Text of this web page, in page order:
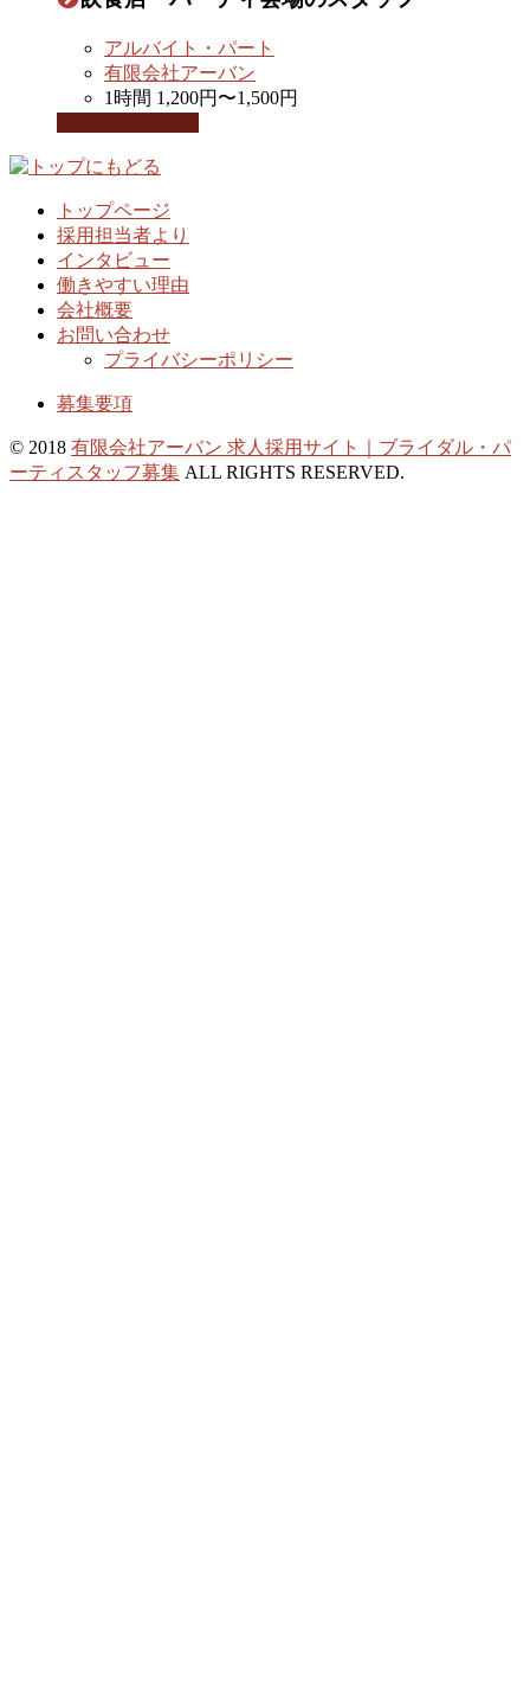
アルバイト・パート
有限会社アーバン
1時間 1,200円〜1,500円
トップページ
採用担当者より
インタビュー
働きやすい理由
会社概要
お問い合わせ
プライバシーポリシー
募集要項
© 2018 有限会社アーバン 求人採用サイト｜ブライダル・パ
ーティスタッフ募集 ALL RIGHTS RESERVED.